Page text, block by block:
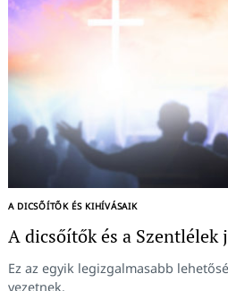
A DICSŐÍTŐK ÉS KIHÍVÁSAIK
A dicsőítők és a Szentlélek
Ez az egyik legizgalmasabb
vezetnek.